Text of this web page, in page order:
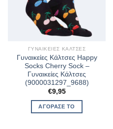
ΓΥΝΑΙΚΕΊΕΣ ΚΆΛΤΣΕΣ
Γυναικείες Κάλτσες Happy
Socks Cherry Sock –
Γυναικείες Κάλτσες
(9000031297_9688)
€9,95
ΑΓΌΡΑΣΈ ΤΟ